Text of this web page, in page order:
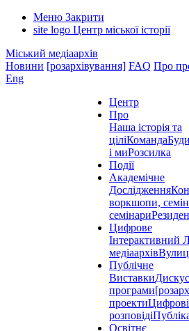
Меню Закрити
site logo Центр міської історії
Міський медіаархів
Новини [розархівування] FAQ Про
Eng
Центр
Про
Наша історія та
ціліКоманда
і миРозсилка
Події
Академічне
Дослідження
воркшопи,
семінари
Цифрове
Інтерактивний
медіаархів
Публічне
Виставки
програми
проектиЦифрові
розповіді
Освітнє